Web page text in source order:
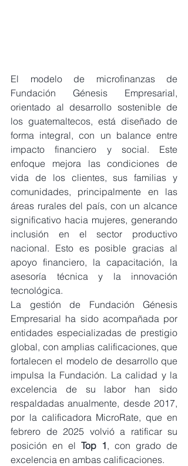
El modelo de microfinanzas de
Fundación Génesis Empresarial,
orientado al desarrollo sostenible de
los guatemaltecos, está diseñado de
forma integral, con un balance entre
impacto financiero y social. Este
enfoque mejora las condiciones de
vida de los clientes, sus familias y
comunidades, principalmente en las
áreas rurales del país, con un alcance
significativo hacia mujeres, generando
inclusión en el sector productivo
nacional. Esto es posible gracias al
apoyo financiero, la capacitación, la
asesoría técnica y la innovación
tecnológica.
La gestión de Fundación Génesis
Empresarial ha sido acompañada por
entidades especializadas de prestigio
global, con amplias calificaciones, que
fortalecen el modelo de desarrollo que
impulsa la Fundación. La calidad y la
excelencia de su labor han sido
respaldadas anualmente, desde 2017,
por la calificadora MicroRate, que en
febrero de 2025 volvió a ratificar su
posición en el Top 1, con grado de
excelencia en ambas calificaciones.